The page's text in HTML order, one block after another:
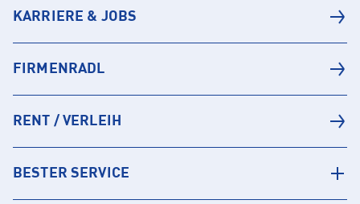
KARRIERE & JOBS
FIRMENRADL
RENT / VERLEIH
BESTER SERVICE